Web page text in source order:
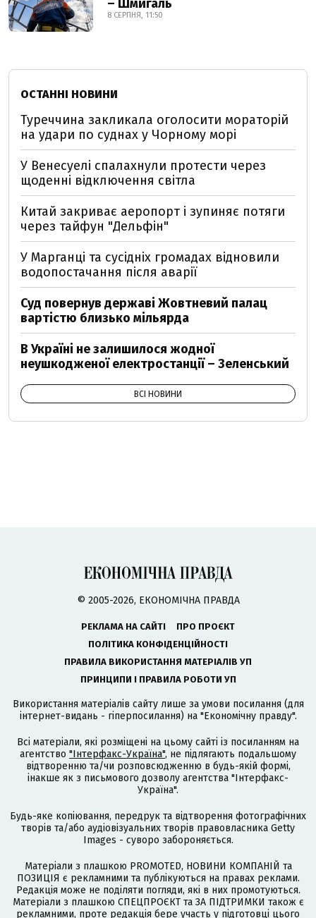
– Шмигаль
8 СЕРПНЯ, 11:50
ОСТАННІ НОВИНИ
Туреччина закликала оголосити мораторій
на удари по суднах у Чорному морі
У Венесуелі спалахнули протести через
щоденні відключення світла
Китай закриває аеропорт і зупиняє потяги
через тайфун "Дельфін"
У Марганці та сусідніх громадах відновили
водопостачання після аварії
Суд повернув державі Жовтневий палац
вартістю близько мільярда
В Україні не залишилося жодної
неушкодженої електростанції – Зеленський
ВСІ НОВИНИ
© 2005-2026, ЕКОНОМІЧНА ПРАВДА
РЕКЛАМА НА САЙТІ
ПРО ПРОЄКТ
ПОЛІТИКА КОНФІДЕНЦІЙНОСТІ
ПРАВИЛА ВИКОРИСТАННЯ МАТЕРІАЛІВ УП
ПРИНЦИПИ І ПРАВИЛА РОБОТИ УП
Використання матеріалів сайту лише за умови посилання (для
інтернет-видань - гіперпосилання) на "Економічну правду".
Всі матеріали, які розміщені на цьому сайті із посиланням на
агентство "Інтерфакс-Україна", не підлягають подальшому
відтворенню та/чи розповсюдженню в будь-якій формі,
інакше як з письмового дозволу агентства "Інтерфакс-
Україна".
Будь-яке копіювання, передрук та відтворення фотографічних
творів та/або аудіовізуальних творів правовласника Getty
Images - суворо забороняється.
Матеріали з плашкою PROMOTED, НОВИНИ КОМПАНІЙ та
ПОЗИЦІЯ є рекламними та публікуються на правах реклами.
Редакція може не поділяти погляди, які в них промотуються.
Матеріали з плашкою СПЕЦПРОЄКТ та ЗА ПІДТРИМКИ також є
рекламними, проте редакція бере участь у підготовці цього